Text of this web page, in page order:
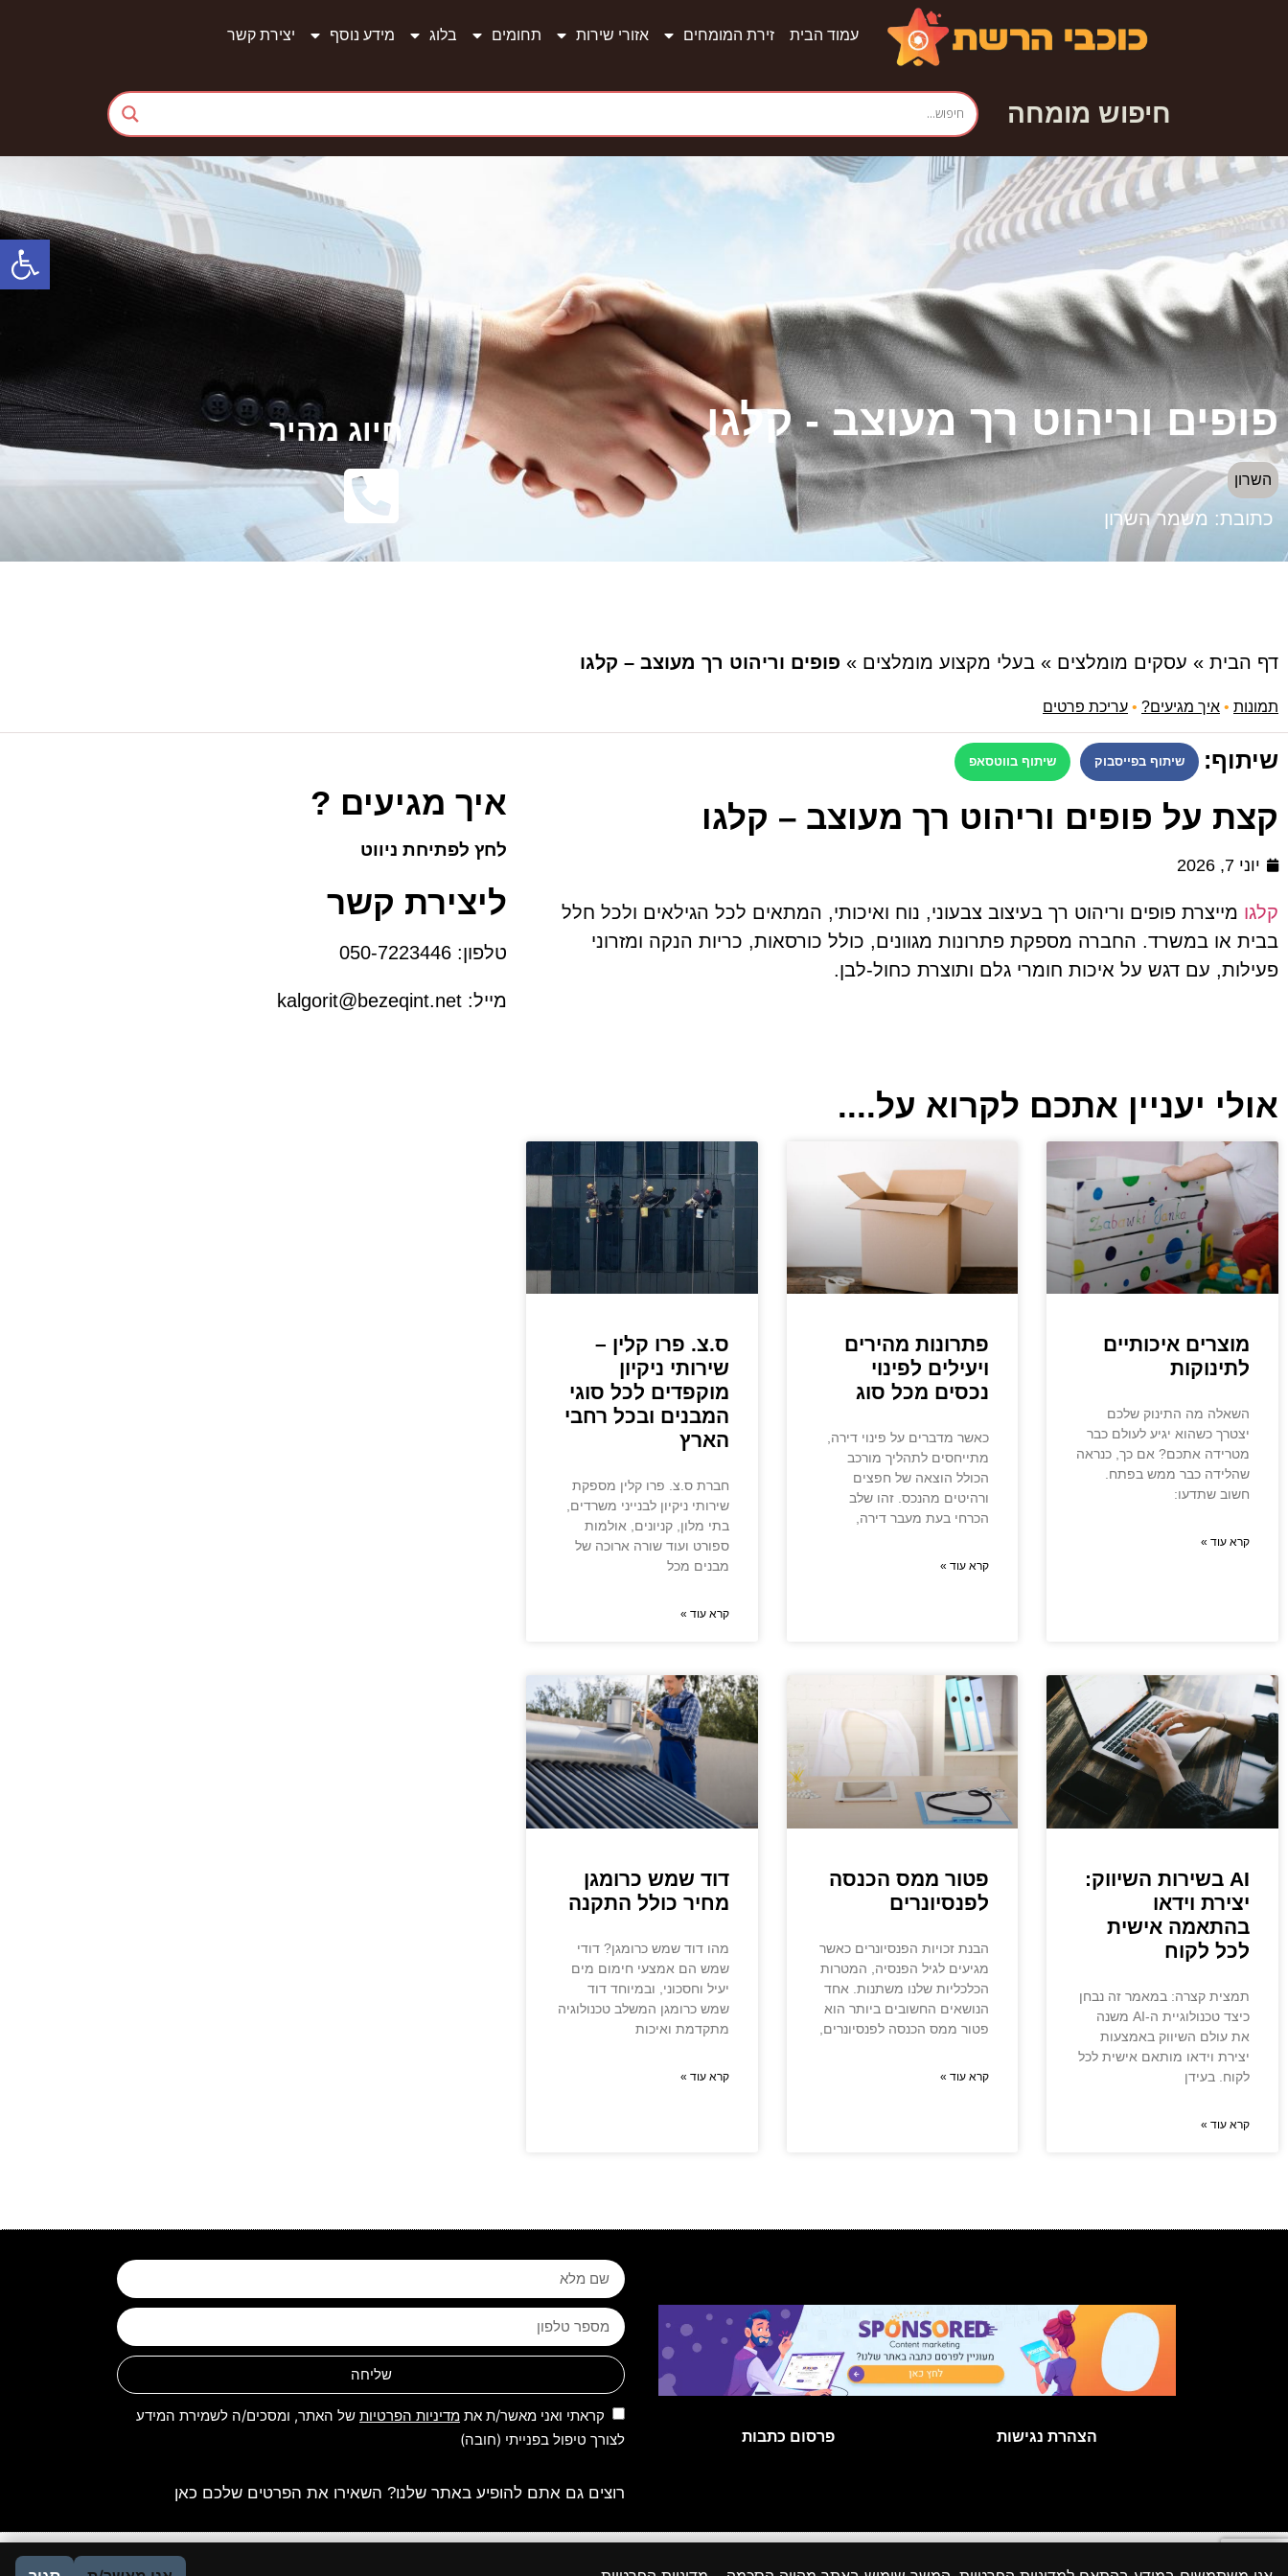
פתח
עמוד הבית זירת המומחים אזורי שירות תחומים בלוג מידע נוסף יצירת קשר
חיפוש מומחה
פופים וריהוט רך מעוצב - קלגו
השרון
כתובת: משמר השרון
חיוג מהיר
דף הבית » עסקים מומלצים » בעלי מקצוע מומלצים » פופים וריהוט רך מעוצב – קלגו
תמונות • איך מגיעים? • עריכת פרטים
שיתוף: שיתוף בפייסבוק שיתוף בווטסאפ
קצת על פופים וריהוט רך מעוצב – קלגו
יוני 7, 2026
קלגו מייצרת פופים וריהוט רך בעיצוב צבעוני, נוח ואיכותי, המתאים לכל הגילאים ולכל חלל
בבית או במשרד. החברה מספקת פתרונות מגוונים, כולל כורסאות, כריות הנקה ומזרוני
פעילות, עם דגש על איכות חומרי גלם ותוצרת כחול-לבן.
אולי יעניין אתכם לקרוא על....
מוצרים איכותיים
לתינוקות
השאלה מה התינוק שלכם
יצטרך כשהוא יגיע לעולם כבר
מטרידה אתכם? אם כך, כנראה
שהלידה כבר ממש בפתח.
חשוב שתדעו:
קרא עוד »
פתרונות מהירים
ויעילים לפינוי
נכסים מכל סוג
כאשר מדברים על פינוי דירה,
מתייחסים לתהליך מורכב
הכולל הוצאה של חפצים
ורהיטים מהנכס. זהו שלב
הכרחי בעת מעבר דירה,
קרא עוד »
ס.צ. פרו קלין –
שירותי ניקיון
מוקפדים לכל סוגי
המבנים ובכל רחבי
הארץ
חברת ס.צ. פרו קלין מספקת
שירותי ניקיון לבנייני משרדים,
בתי מלון, קניונים, אולמות
ספורט ועוד שורה ארוכה של
מבנים מכל
קרא עוד »
AI בשירות השיווק:
יצירת וידאו
בהתאמה אישית
לכל לקוח
תמצית קצרה: במאמר זה נבחן
כיצד טכנולוגיית ה-AI משנה
את עולם השיווק באמצעות
יצירת וידאו מותאם אישית לכל
לקוח. בעידן
קרא עוד »
פטור ממס הכנסה
לפנסיונרים
הבנת זכויות הפנסיונרים כאשר
מגיעים לגיל הפנסיה, המטרות
הכלכליות שלנו משתנות. אחד
הנושאים החשובים ביותר הוא
פטור ממס הכנסה לפנסיונרים,
קרא עוד »
דוד שמש כרומגן
מחיר כולל התקנה
מהו דוד שמש כרומגן? דודי
שמש הם אמצעי חימום מים
יעיל וחסכוני, ובמיוחד דוד
שמש כרומגן המשלב טכנולוגיה
מתקדמת ואיכות
קרא עוד »
איך מגיעים ?
לחץ לפתיחת ניווט
ליצירת קשר
טלפון: 050-7223446
מייל: kalgorit@bezeqint.net
הצהרת נגישות פרסום כתבות
שליחה
קראתי ואני מאשר/ת את מדיניות הפרטיות של האתר, ומסכים/ה לשמירת המידע
לצורך טיפול בפנייתי (חובה)
רוצים גם אתם להופיע באתר שלנו? השאירו את הפרטים שלכם כאן